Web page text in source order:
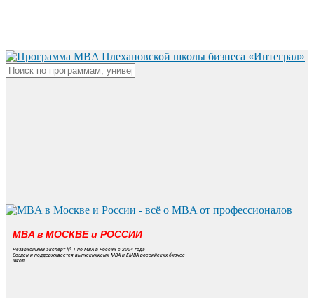
content
MBA в МОСКВЕ и РОССИИ
Независимый эксперт № 1 по MBA в России с 2004 года
Создан и поддерживается выпускниками MBA и EMBA российских бизнес-
школ